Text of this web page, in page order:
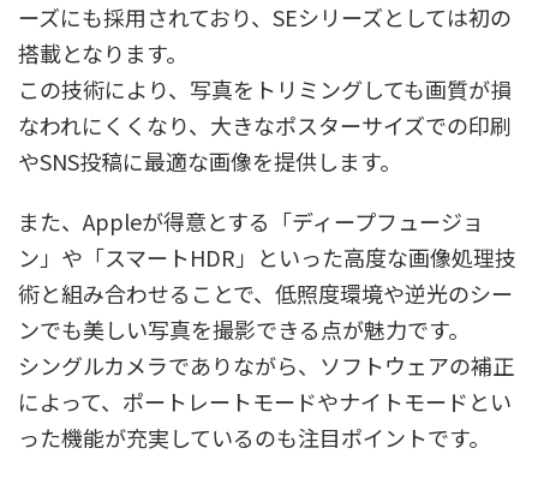
ーズにも採用されており、SEシリーズとしては初の
搭載となります。
この技術により、写真をトリミングしても画質が損
なわれにくくなり、大きなポスターサイズでの印刷
やSNS投稿に最適な画像を提供します。
また、Appleが得意とする「ディープフュージョ
ン」や「スマートHDR」といった高度な画像処理技
術と組み合わせることで、低照度環境や逆光のシー
ンでも美しい写真を撮影できる点が魅力です。
シングルカメラでありながら、ソフトウェアの補正
によって、ポートレートモードやナイトモードとい
った機能が充実しているのも注目ポイントです。